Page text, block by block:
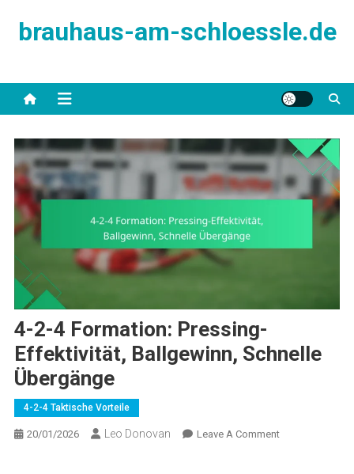
brauhaus-am-schloessle.de
4-2-4 Formation: Pressing-
Effektivität, Ballgewinn, Schnelle
Übergänge
4-2-4 Taktische Vorteile
20/01/2026 Leo Donovan Leave A CommentOn